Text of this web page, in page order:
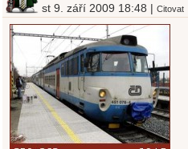
st 9. září 2009 18:48 |Citovat